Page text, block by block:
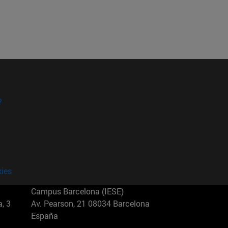
3
Campus Barcelona (IESE)
Av. Pearson, 21 08034 Barcelona
España